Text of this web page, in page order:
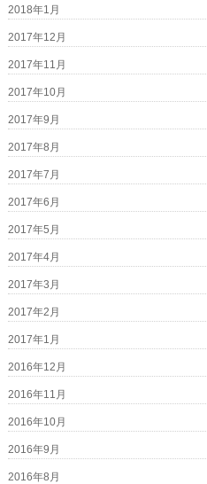
2018年1月
2017年12月
2017年11月
2017年10月
2017年9月
2017年8月
2017年7月
2017年6月
2017年5月
2017年4月
2017年3月
2017年2月
2017年1月
2016年12月
2016年11月
2016年10月
2016年9月
2016年8月